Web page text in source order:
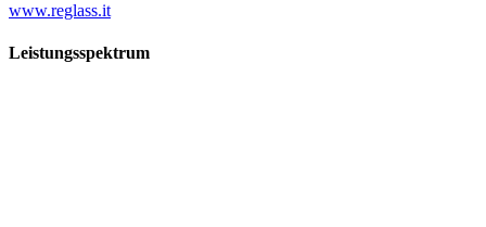
www.reglass.it
Leistungsspektrum